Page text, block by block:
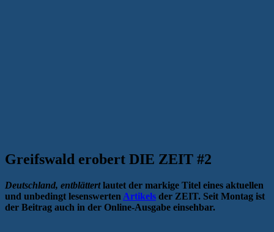
Greifswald erobert DIE ZEIT #2
Deutschland, entblättertlautet der markige Titel eines aktuellen
und unbedingt lesenswerten Artikels der ZEIT. Seit Montag ist
der Beitrag auch in der Online-Ausgabe einsehbar.